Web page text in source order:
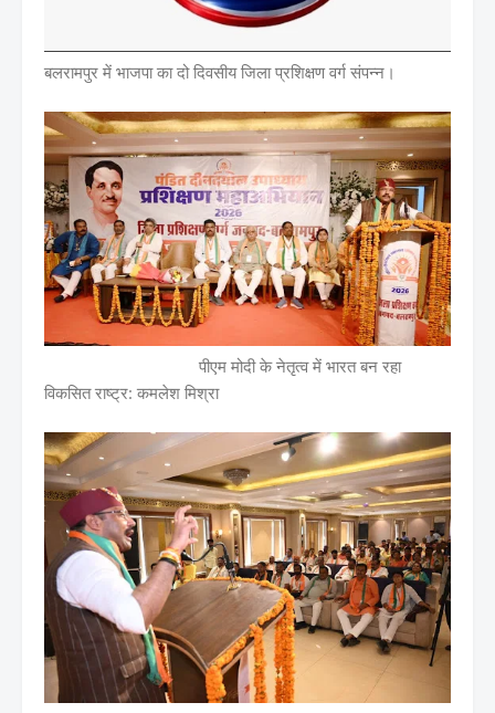
बलरामपुर में भाजपा का दो दिवसीय जिला प्रशिक्षण वर्ग संपन्न।
पीएम मोदी के नेतृत्व में भारत बन रहा
विकसित राष्ट्र: कमलेश मिश्रा